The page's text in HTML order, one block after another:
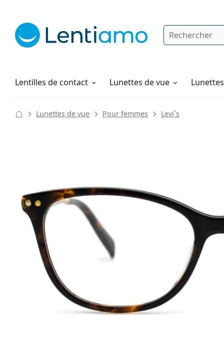
Rechercher
Lentilles de contact
Solutions Lunettes de vue
Comment commander
Lunettes de vue Pour femmes Levi´s
124 mm
Largeur des verres
37 mm
Largeur des verres Largeur des verres
Largeur
des verres